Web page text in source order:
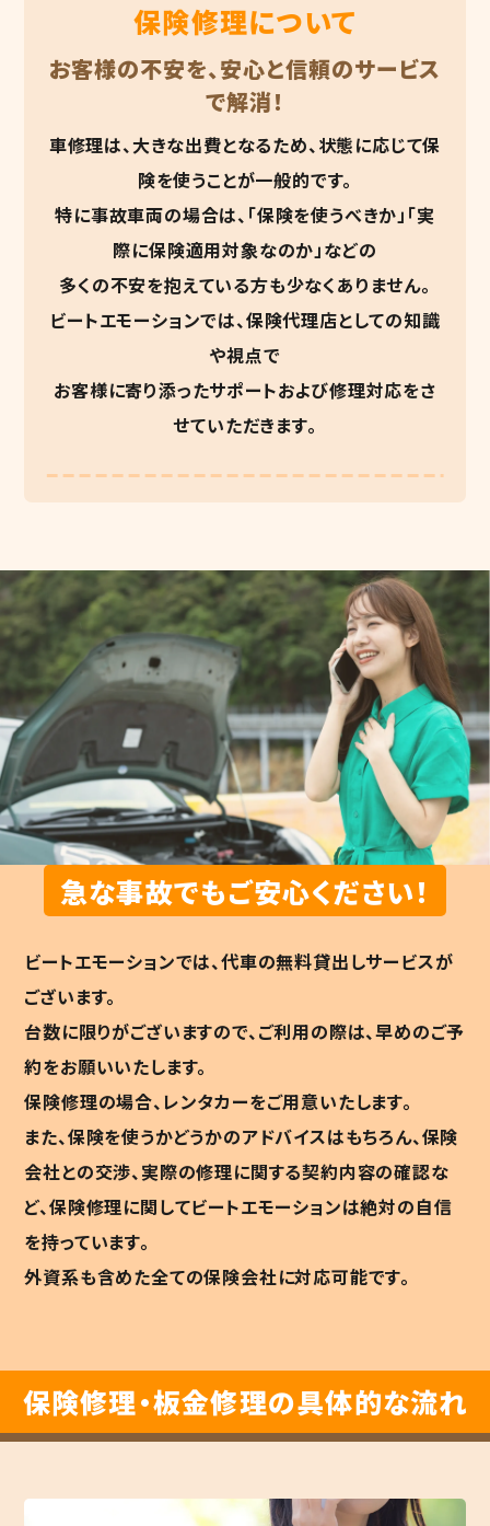
保険修理について
お客様の不安を、安心と信頼のサービス
で解消！
車修理は、大きな出費となるため、状態に応じて保
険を使うことが一般的です。
特に事故車両の場合は、「保険を使うべきか」「実
際に保険適用対象なのか」などの
多くの不安を抱えている方も少なくありません。
ビートエモーションでは、保険代理店としての知識
や視点で
お客様に寄り添ったサポートおよび修理対応をさ
せていただきます。
急な事故でもご安心ください！
ビートエモーションでは、代車の無料貸出しサービスが
ございます。
台数に限りがございますので、ご利用の際は、早めのご予
約をお願いいたします。
保険修理の場合、レンタカーをご用意いたします。
また、保険を使うかどうかのアドバイスはもちろん、保険
会社との交渉、実際の修理に関する契約内容の確認な
ど、保険修理に関してビートエモーションは絶対の自信
を持っています。
外資系も含めた全ての保険会社に対応可能です。
保険修理・板金修理の具体的な流れ